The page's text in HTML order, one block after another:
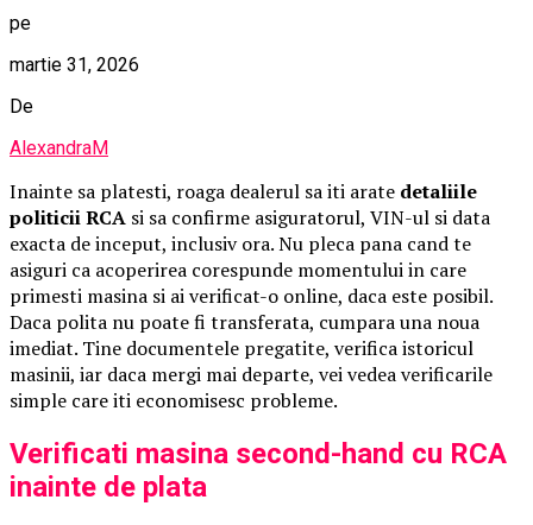
pe
martie 31, 2026
De
AlexandraM
Inainte sa platesti, roaga dealerul sa iti arate detaliile
politicii RCA si sa confirme asiguratorul, VIN-ul si data
exacta de inceput, inclusiv ora. Nu pleca pana cand te
asiguri ca acoperirea corespunde momentului in care
primesti masina si ai verificat-o online, daca este posibil.
Daca polita nu poate fi transferata, cumpara una noua
imediat. Tine documentele pregatite, verifica istoricul
masinii, iar daca mergi mai departe, vei vedea verificarile
simple care iti economisesc probleme.
Verificati masina second-hand cu RCA
inainte de plata